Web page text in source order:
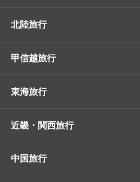
北陸旅行
甲信越旅行
東海旅行
近畿・関西旅行
中国旅行